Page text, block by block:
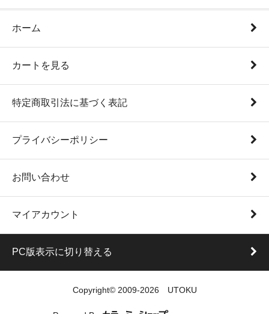
ホーム
カートを見る
特定商取引法に基づく表記
プライバシーポリシー
お問い合わせ
マイアカウント
PC版表示に切り替える
Copyright© 2009-2026 UTOKU